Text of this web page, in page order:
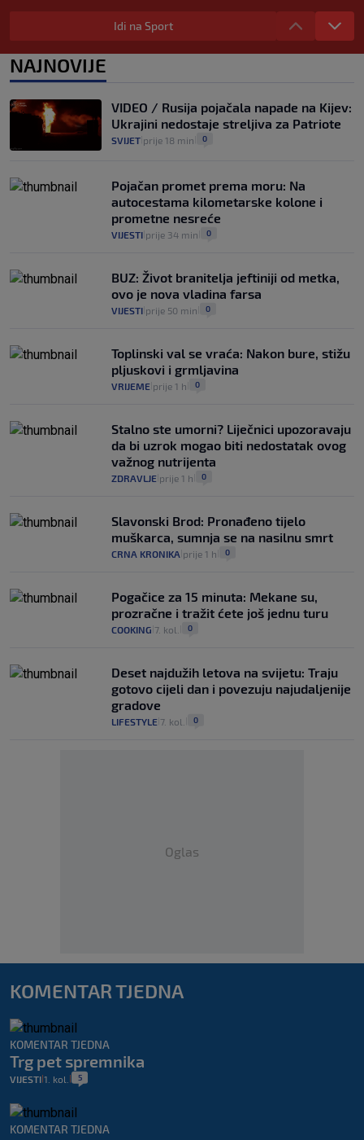
Selidba je jedno od stresnijih iskustava.
Evo aktualnih cijena i nekoliko savjeta
0
automobilom na Hvar iz Zagreba, a
koliko iz Osijeka
VIJESTI 14
Idi na Sport
NAJNOVIJE
VIDEO / Rusija pojačala napade na Kijev:
Ukrajini nedostaje streljiva za Patriote
SVIJET prije 18 min 0
Pojačan promet prema moru: Na
autocestama kilometarske kolone i
prometne nesreće
VIJESTI prije 34 min 0
BUZ: Život branitelja jeftiniji od metka,
ovo je nova vladina farsa
VIJESTI prije 50 min 0
Toplinski val se vraća: Nakon bure, stižu
pljuskovi i grmljavina
VRIJEME prije 1 h 0
Stalno ste umorni? Liječnici upozoravaju
da bi uzrok mogao biti nedostatak ovog
važnog nutrijenta
ZDRAVLJE prije 1 h 0
Slavonski Brod: Pronađeno tijelo
muškarca, sumnja se na nasilnu smrt
CRNA KRONIKA prije 1 h 0
Pogačice za 15 minuta: Mekane su,
prozračne i tražit ćete još jednu turu
COOKING 7. kol. 0
Deset najdužih letova na svijetu: Traju
gotovo cijeli dan i povezuju najudaljenije
gradove
LIFESTYLE 7. kol. 0
Oglas
KOMENTAR TJEDNA
KOMENTAR TJEDNA
Trg pet spremnika
VIJESTI 1. kol. 5
KOMENTAR TJEDNA